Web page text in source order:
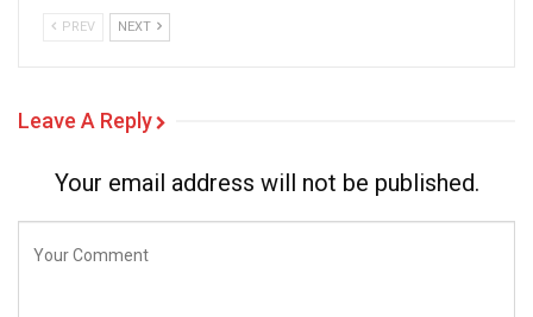
PREV NEXT
Leave A Reply
Your email address will not be published.